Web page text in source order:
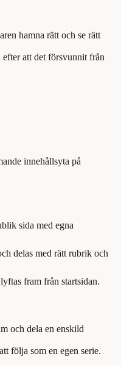
hamna rätt och se rätt
att det försvunnit från
innehållsyta på
sida med egna
delas med rätt rubrik och
fram från startsidan.
och dela en enskild
följa som en egen serie.